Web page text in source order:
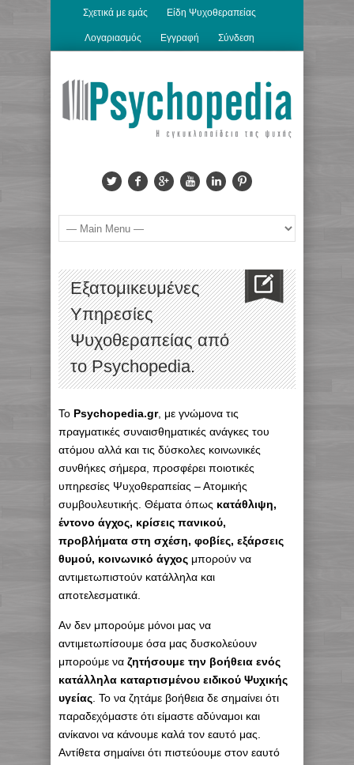
Σχετικά με εμάς Είδη Ψυχοθεραπείας
Λογαριασμός Εγγραφή Σύνδεση
Εξατομικευμένες
Yπηρεσίες
Ψυχοθεραπείας από
το Psychopedia.
Το Psychopedia.gr, με γνώμονα τις
πραγματικές συναισθηματικές ανάγκες του
ατόμου αλλά και τις δύσκολες κοινωνικές
συνθήκες σήμερα, προσφέρει ποιοτικές
υπηρεσίες Ψυχοθεραπείας – Ατομικής
συμβουλευτικής. Θέματα όπως κατάθλιψη,
έντονο άγχος, κρίσεις πανικού,
προβλήματα στη σχέση, φοβίες, εξάρσεις
θυμού, κοινωνικό άγχος μπορούν να
αντιμετωπιστούν κατάλληλα και
αποτελεσματικά.
Αν δεν μπορούμε μόνοι μας να
αντιμετωπίσουμε όσα μας δυσκολεύουν
μπορούμε να ζητήσουμε την βοήθεια ενός
κατάλληλα καταρτισμένου ειδικού Ψυχικής
υγείας . Το να ζητάμε βοήθεια δε σημαίνει ότι
παραδεχόμαστε ότι είμαστε αδύναμοι και
ανίκανοι να κάνουμε καλά τον εαυτό μας.
Αντίθετα σημαίνει ότι πιστεύουμε στον εαυτό